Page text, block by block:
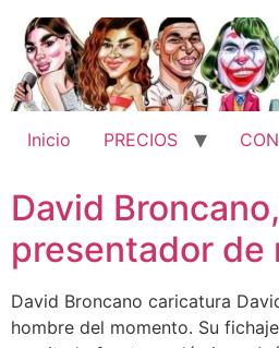
contenido
Inicio PRECIOS
David Broncano,
presentador de
David Broncano caricatura
hombre del momento. Su